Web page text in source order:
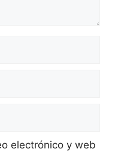
electrónico y web